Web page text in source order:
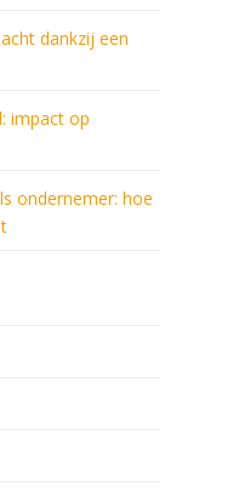
dankzij een
impact op
ondernemer: hoe